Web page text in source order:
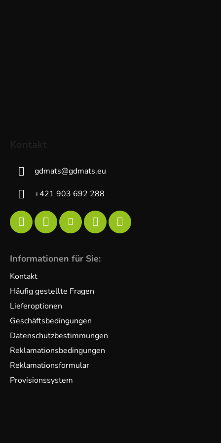
gdmats@gdmats.eu
+421 903 692 288
Informationen für Sie:
Kontakt
Häufig gestellte Fragen
Lieferoptionen
Geschäftsbedingungen
Datenschutzbestimmungen
Reklamationsbedingungen
Reklamationsformular
Provisionssystem